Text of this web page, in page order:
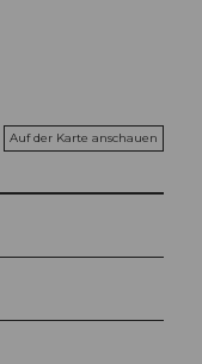
Auf der Karte anschauen